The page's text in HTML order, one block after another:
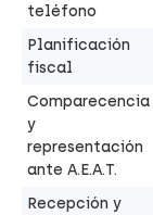
teléfono
Planificación
fiscal
Comparecencia
y
representación
ante A.E.A.T.
Recepción y